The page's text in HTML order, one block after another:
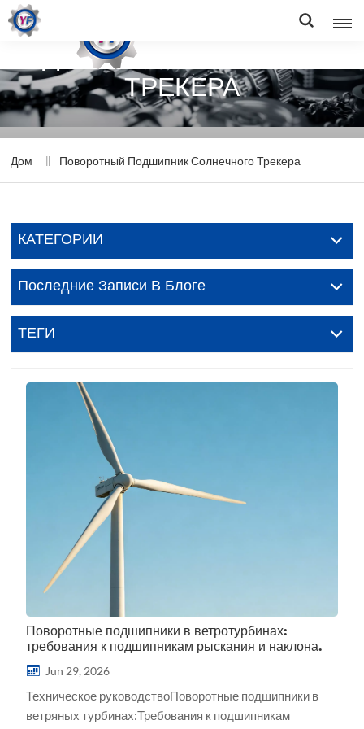
ПОДШИПНИК СОЛНЕЧНОГО
ТРЕКЕРА
Дом Поворотный Подшипник Солнечного Трекера
КАТЕГОРИИ
Последние Записи В Блоге
ТЕГИ
Поворотные подшипники в ветротурбинах:
требования к подшипникам рыскания и наклона.
Jun 29, 2026
Техническое руководствоПоворотные подшипники в
ветряных турбинах:Требования к подшипникам